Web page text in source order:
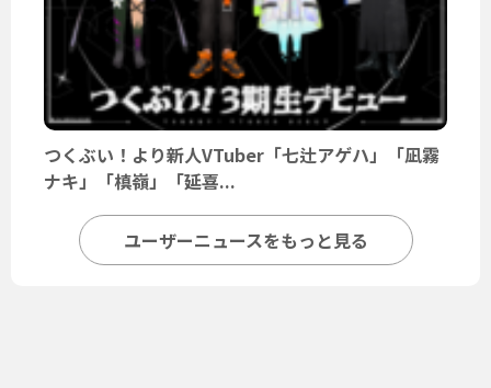
つくぶい！より新人VTuber「七辻アゲハ」「凪霧
ナキ」「槙嶺」「延喜...
ユーザーニュースをもっと見る